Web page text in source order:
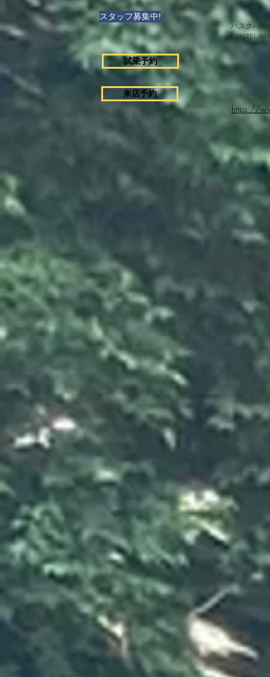
スタッフ募集中!
試乗予約
来店予約
岡山
ハスクバー
FAX/TEL
https://